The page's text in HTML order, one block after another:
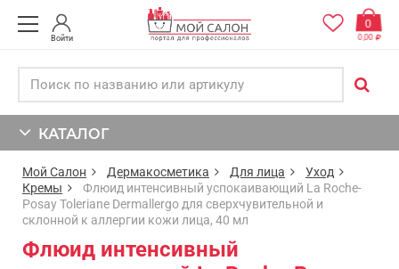
Войти
0
0,00
КАТАЛОГ
Мой Салон Дермакосметика Для лица
Уход
Кремы
Флюид интенсивный успокаивающий La Roche-
Posay Toleriane Dermallergo для сверхчувительной и
склонной к аллергии кожи лица, 40 мл
Флюид интенсивный